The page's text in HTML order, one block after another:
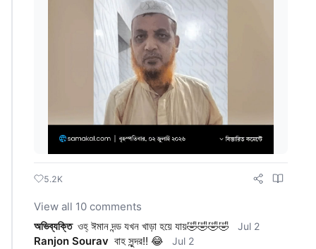
5.2K
View all 10 comments
অভিব্যক্তি ওহ্ ঈমান দন্ড যখন খাড়া হয়ে যায়🤣🤣🤣🤣 Jul 2
Ranjon Sourav বাহ সুন্দর!! 😂 Jul 2